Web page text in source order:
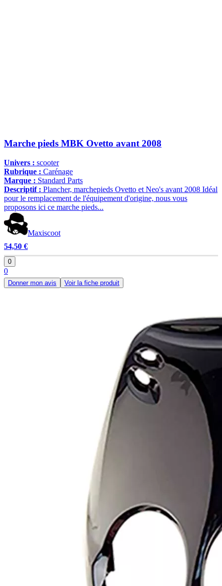
Marche pieds MBK Ovetto avant 2008
Univers : scooter
Rubrique : Carénage
Marque : Standard Parts
Descriptif : Plancher, marchepieds Ovetto et Neo's avant 2008 Idéal
pour le remplacement de l'équipement d'origine, nous vous
proposons ici ce marche pieds...
Maxiscoot
54,50 €
0
0
Donner mon avis Voir la fiche produit